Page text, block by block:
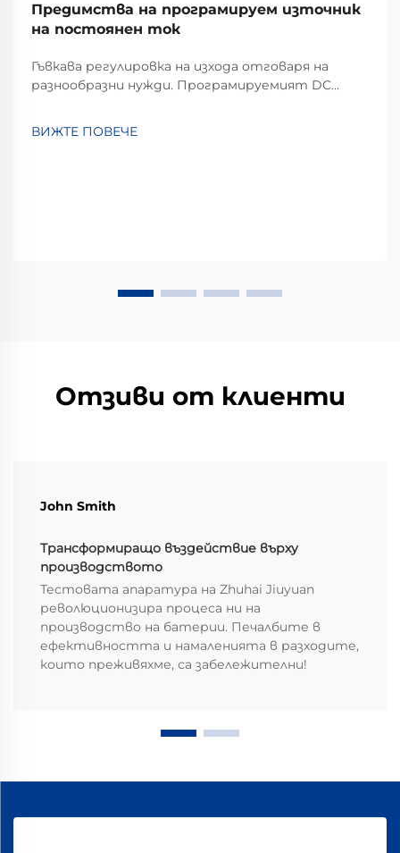
Предимства на програмируем източник
на постоянен ток
Гъвкава регулировка на изхода отговаря на
разнообразни нужди. Програмируемият DC
изхода. За разлика от традиционните
ВИЖТЕ ПОВЕЧЕ
Отзиви от клиенти
John Smith
Трансформиращо въздействие върху
производството
Тестовата апаратура на Zhuhai Jiuyuan
революционизира процеса ни на
производство на батерии. Печалбите в
ефективността и намаленията в разходите,
които преживяхме, са забележителни!